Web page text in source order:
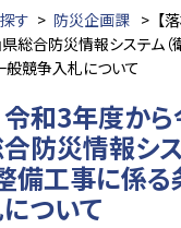
す > 防災企画課 > 【
総合防災情報システム（
競争入札について
令和3年度か
防災情報シ
備工事に係
ついて